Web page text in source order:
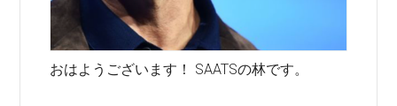
おはようございます！ SAATSの林です。